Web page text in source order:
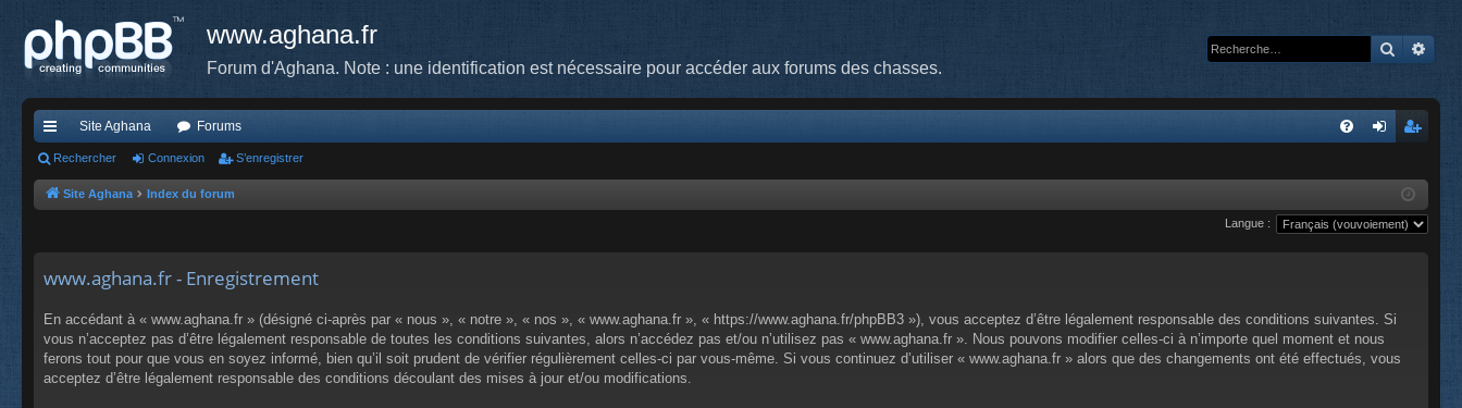
www.aghana.fr
Forum d'Aghana. Note : une identification est nécessaire pour accéder aux forums des chasses.
cc
ès
de
Site Aghana Forums
xi
nr
eg
Rechercher Connexion S’enregistrer
Site Aghana Index du forum
Langue :
www.aghana.fr - Enregistrement
En accédant à « www.aghana.fr » (désigné ci-après par « nous », « notre », « nos », « www.aghana.fr », « https://www.aghana.fr/phpBB3 »), vous acceptez d’être légalement responsable des conditions suivantes. Si
vous n’acceptez pas d’être légalement responsable de toutes les conditions suivantes, alors n’accédez pas et/ou n’utilisez pas « www.aghana.fr ». Nous pouvons modifier celles-ci à n’importe quel moment et nous
ferons tout pour que vous en soyez informé, bien qu’il soit prudent de vérifier régulièrement celles-ci par vous-même. Si vous continuez d’utiliser « www.aghana.fr » alors que des changements ont été effectués, vous
acceptez d’être légalement responsable des conditions découlant des mises à jour et/ou modifications.